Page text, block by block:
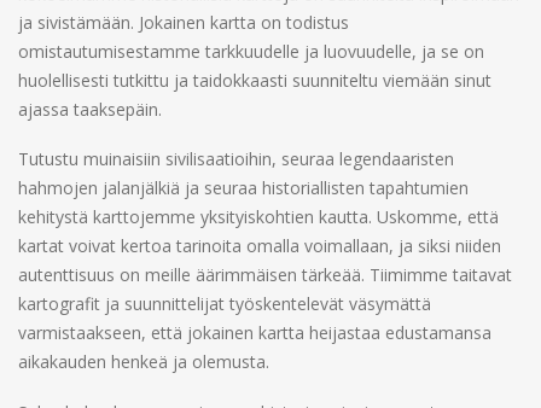
ja sivistämään. Jokainen kartta on todistus
omistautumisestamme tarkkuudelle ja luovuudelle, ja se on
huolellisesti tutkittu ja taidokkaasti suunniteltu viemään sinut
ajassa taaksepäin.
Tutustu muinaisiin sivilisaatioihin, seuraa legendaaristen
hahmojen jalanjälkiä ja seuraa historiallisten tapahtumien
kehitystä karttojemme yksityiskohtien kautta. Uskomme, että
kartat voivat kertoa tarinoita omalla voimallaan, ja siksi niiden
autenttisuus on meille äärimmäisen tärkeää. Tiimimme taitavat
kartografit ja suunnittelijat työskentelevät väsymättä
varmistaakseen, että jokainen kartta heijastaa edustamansa
aikakauden henkeä ja olemusta.